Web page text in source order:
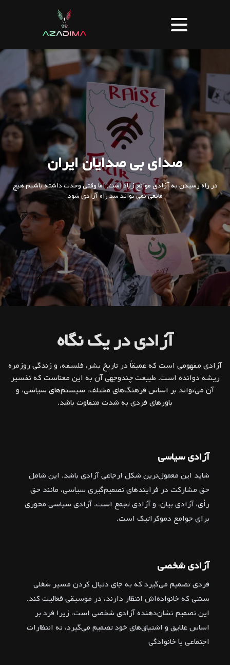
صدای بی صدایان ایران
در راه رسیدن به آزادی موانع زیاد است; اما وقتی وحدت داشته باشیم هیچ
مانعی نمی تواند سد راه آزادی شود
آزادی در یک نگاه
آزادی مفهومی است که عمیقاً در تاریخ بشر، فلسفه، و زندگی روزمره
ریشه دوانده است. طبیعت چندوجهی آن به این معناست که تفسیر
آن می‌تواند بر اساس فرهنگ‌های مختلف، سیستم‌های سیاسی، و
باورهای فردی به شدت متفاوت باشد.
آزادی سیاسی
شاید این معمول‌ترین شکل ارجاعی آزادی باشد. این شامل
حق مشارکت در فرایندهای تصمیم‌گیری سیاسی، مانند حق
رأی، آزادی بیان، و آزادی تجمع است. آزادی سیاسی محوری
برای جوامع دموکراتیک است.
آزادی شخصی
فردی تصمیم می‌گیرد که به جای دنبال کردن مسیر شغلی
سنتی که خانواده‌اش انتظار دارند، در موسیقی فعالیت کند.
این تصمیم نشان‌دهنده آزادی شخصی است، زیرا فرد بر
اساس علایق و اشتیاق‌های خود تصمیم می‌گیرد، نه انتظارات
اجتماعی یا خانوادگی